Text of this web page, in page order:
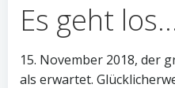
Es geht
15. November 2018, der
als erwartet.